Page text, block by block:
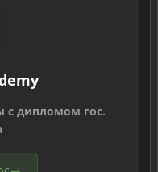
с дипломом гос.